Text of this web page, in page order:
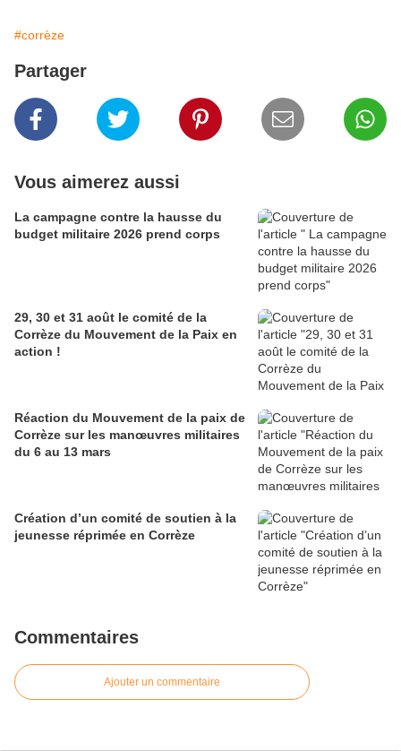
#corrèze
Partager
Vous aimerez aussi
La campagne contre la hausse du
budget militaire 2026 prend corps
29, 30 et 31 août le comité de la
Corrèze du Mouvement de la Paix en
action !
Réaction du Mouvement de la paix de
Corrèze sur les manœuvres militaires
du 6 au 13 mars
Création d’un comité de soutien à la
jeunesse réprimée en Corrèze
Commentaires
Ajouter un commentaire